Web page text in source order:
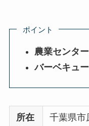
ポイント
農業センタ
バーベキュ
所在
千葉県市